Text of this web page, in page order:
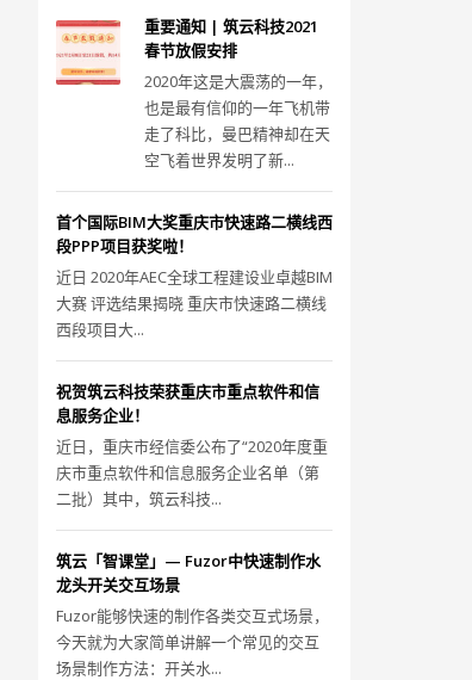
重要通知 | 筑云科技2021
春节放假安排
2020年这是大震荡的一年，
也是最有信仰的一年飞机带
走了科比，曼巴精神却在天
空飞着世界发明了新...
首个国际BIM大奖重庆市快速路二横线西
段PPP项目获奖啦！
近日 2020年AEC全球工程建设业卓越BIM
大赛 评选结果揭晓 重庆市快速路二横线
西段项目大...
祝贺筑云科技荣获重庆市重点软件和信
息服务企业！
近日，重庆市经信委公布了“2020年度重
庆市重点软件和信息服务企业名单（第
二批）其中，筑云科技...
筑云「智课堂」— Fuzor中快速制作水
龙头开关交互场景
Fuzor能够快速的制作各类交互式场景，
今天就为大家简单讲解一个常见的交互
场景制作方法：开关水...